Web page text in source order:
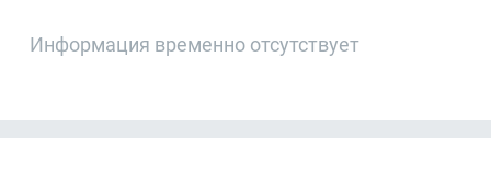
Информация временно отсутствует